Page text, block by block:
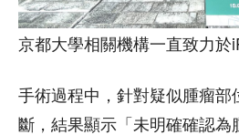
京都大學相關機構一直致力於
手術過程中，針對疑似腫瘤部
斷，結果顯示「未明確確認為